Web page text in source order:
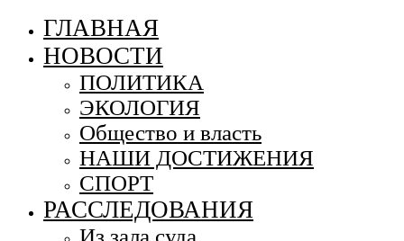
ГЛАВНАЯ
НОВОСТИ
ПОЛИТИКА
ЭКОЛОГИЯ
Общество и власть
НАШИ ДОСТИЖЕНИЯ
СПОРТ
РАССЛЕДОВАНИЯ
Из зала суда